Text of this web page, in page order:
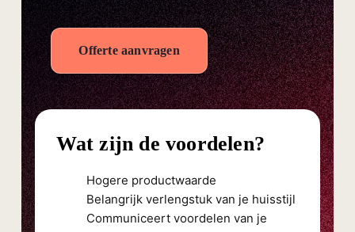
Offerte aanvragen
Wat zijn de voordelen?
Hogere productwaarde
Belangrijk verlengstuk van je huisstijl
Communiceert voordelen van je